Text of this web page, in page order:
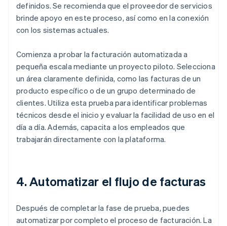
definidos. Se recomienda que el proveedor de servicios
brinde apoyo en este proceso, así como en la conexión
con los sistemas actuales.
Comienza a probar la facturación automatizada a
pequeña escala mediante un proyecto piloto. Selecciona
un área claramente definida, como las facturas de un
producto específico o de un grupo determinado de
clientes. Utiliza esta prueba para identificar problemas
técnicos desde el inicio y evaluar la facilidad de uso en el
día a día. Además, capacita a los empleados que
trabajarán directamente con la plataforma.
4. Automatizar el flujo de facturas
Después de completar la fase de prueba, puedes
automatizar por completo el proceso de facturación. La